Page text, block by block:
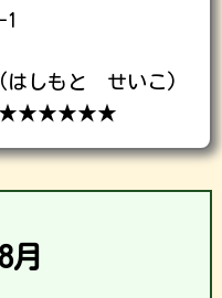
1
はしもと せいこ)
月